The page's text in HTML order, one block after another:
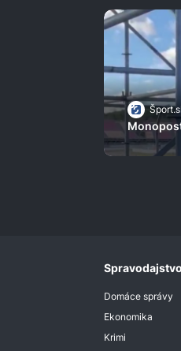
Spravodajstvo
Domáce správy
Ekonomika
Krimi